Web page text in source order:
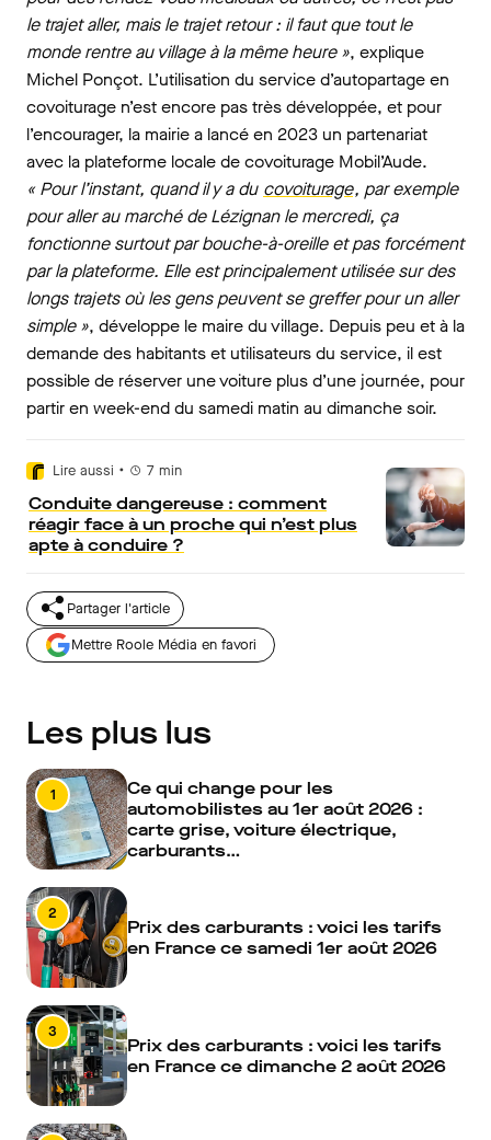
le trajet aller, mais le trajet retour : il faut que tout le
monde rentre au village à la même heure », explique
Michel Ponçot. L’utilisation du service d’autopartage en
covoiturage n’est encore pas très développée, et pour
l’encourager, la mairie a lancé en 2023 un partenariat
avec la plateforme locale de covoiturage Mobil’Aude.
« Pour l’instant, quand il y a du covoiturage, par exemple
pour aller au marché de Lézignan le mercredi, ça
fonctionne surtout par bouche-à-oreille et pas forcément
par la plateforme. Elle est principalement utilisée sur des
longs trajets où les gens peuvent se greffer pour un aller
simple », développe le maire du village. Depuis peu et à la
demande des habitants et utilisateurs du service, il est
possible de réserver une voiture plus d’une journée, pour
partir en week-end du samedi matin au dimanche soir.
Lire aussi • 7 min
Conduite dangereuse : comment
réagir face à un proche qui n’est plus
apte à conduire ?
Partager l'article
Mettre Roole Média en favori
Les plus lus
1
Ce qui change pour les
automobilistes au 1er août 2026 :
carte grise, voiture électrique,
carburants…
2
Prix des carburants : voici les tarifs
en France ce samedi 1er août 2026
3
Prix des carburants : voici les tarifs
en France ce dimanche 2 août 2026